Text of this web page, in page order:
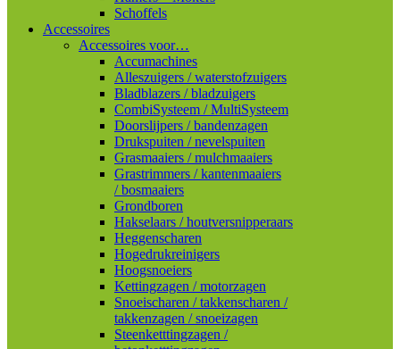
Schoffels
Accessoires
Accessoires voor…
Accumachines
Alleszuigers / waterstofzuigers
Bladblazers / bladzuigers
CombiSysteem / MultiSysteem
Doorslijpers / bandenzagen
Drukspuiten / nevelspuiten
Grasmaaiers / mulchmaaiers
Grastrimmers / kantenmaaiers
/ bosmaaiers
Grondboren
Hakselaars / houtversnipperaars
Heggenscharen
Hogedrukreinigers
Hoogsnoeiers
Kettingzagen / motorzagen
Snoeischaren / takkenscharen /
takkenzagen / snoeizagen
Steenketttingzagen /